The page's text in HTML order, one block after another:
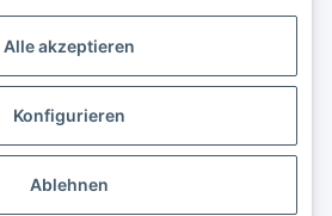
Alle akzeptieren
Konfigurieren
Ablehnen